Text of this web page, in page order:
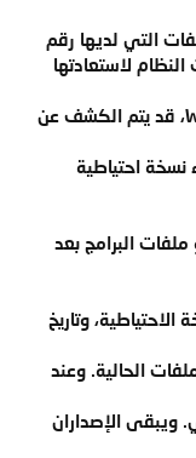
التي لديها رقم
لاستعادتها
أثناء تثبيت برامج جديدة، بما فيها Windows 98، قد يتم الكشف عن
نسخة احتياطية
البرامج بعد
وتاريخ
الحالية. وعند
ويبقى الإصداران